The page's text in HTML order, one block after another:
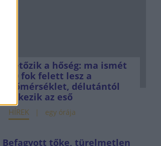
Tetőzik a hőség: ma ismét
40 fok felett lesz a
hőmérséklet, délutántól
érkezik az eső
HÍREK egy órája
Befagyott tőke, türelmetlen